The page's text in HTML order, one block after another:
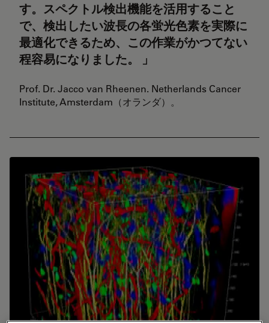
す。スペクトル検出機能を活用すること
で、検出したい波長の各蛍光色素を実際に
最適化できるため、この作業がかつてない
程容易になりました。
Prof. Dr. Jacco van Rheenen. Netherlands Cancer
Institute, Amsterdam（オランダ）。